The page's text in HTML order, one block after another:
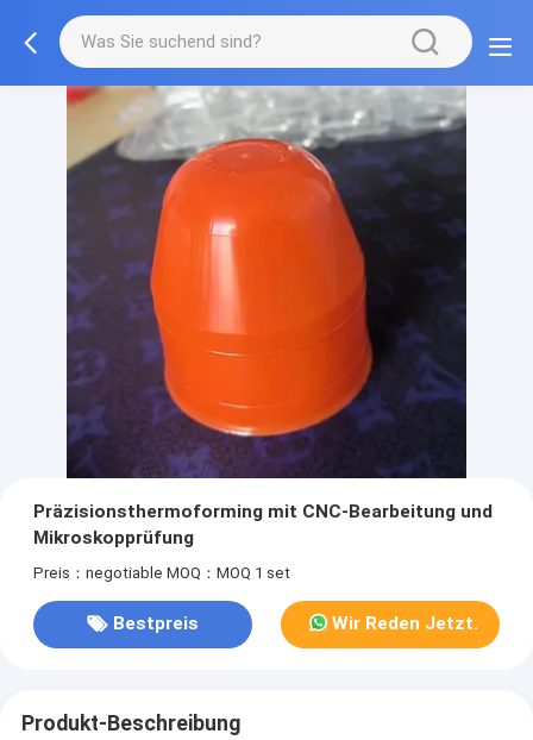
Präzisionsthermoforming mit CNC-Bearbeitung und
Mikroskopprüfung
Preis：negotiable MOQ：MOQ 1 set
Bestpreis Wir Reden Jetzt.
Produkt-Beschreibung